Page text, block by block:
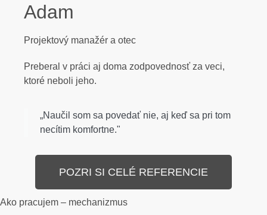
Adam
Projektový manažér a otec
Preberal v práci aj doma zodpovednosť za veci,
ktoré neboli jeho.
„Naučil som sa povedať nie, aj keď sa pri tom
necítim komfortne."
POZRI SI CELÉ REFERENCIE
Ako pracujem – mechanizmus